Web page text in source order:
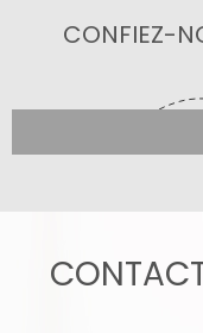
CONFIEZ-